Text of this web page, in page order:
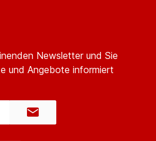
Newsletter und Sie
und Angebote informiert